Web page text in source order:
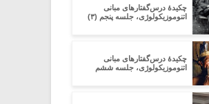
چکیدۀ درس‌گفتارهای مبانی
اتنوموزیکولوژی، جلسه پنجم (۳)
چکیدۀ درس‌گفتارهای مبانی
اتنوموزیکولوژی، جلسه ششم